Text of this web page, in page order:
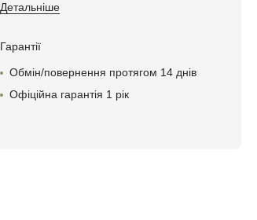
Детальніше
Гарантії
Обмін/повернення протягом 14 днів
Офіційна гарантія 1 рік